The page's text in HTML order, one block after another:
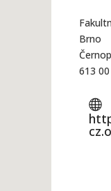
Brno
613